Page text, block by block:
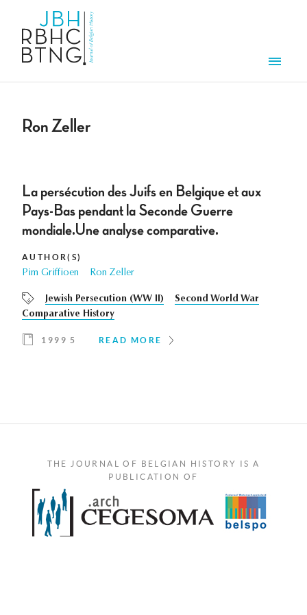
Ron Zeller
La persécution des Juifs en Belgique et aux
Pays-Bas pendant la Seconde Guerre
mondiale.Une analyse comparative.
AUTHOR(S)
Pim Griffioen Ron Zeller
Jewish Persecution (WW II)
Second World War
Comparative History
1999 5 READ MORE
THE JOURNAL OF BELGIAN HISTORY IS A
PUBLICATION OF